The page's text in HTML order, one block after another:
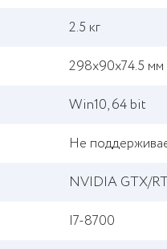
2.5 кг
298х90х74.5 мм
Win10, 64 bit
Не
NVIDIA GTX/
I7-8700